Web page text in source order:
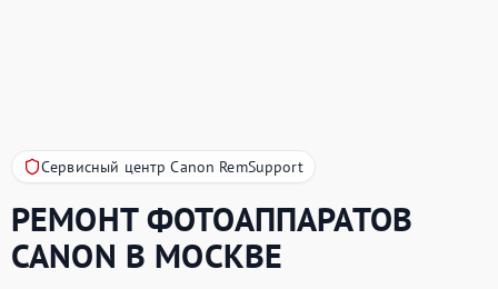
Сервисный центр Canon RemSupport
РЕМОНТ ФОТОАППАРАТОВ
CANON В МОСКВЕ